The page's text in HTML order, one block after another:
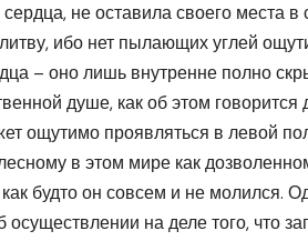
не оставила своего места в
ибо нет пылающих углей
– оно лишь внутренне полно
душе, как об этом говорится
ощутимо проявляться в левой
в этом мире как
будто он совсем и не молился.
на деле того, что